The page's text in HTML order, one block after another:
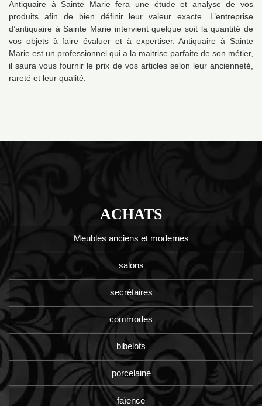
Antiquaire à Sainte Marie fera une étude et analyse de vos
produits afin de bien définir leur valeur exacte. L’entreprise
d’antiquaire à Sainte Marie intervient quelque soit la quantité de
vos objets à faire évaluer et à expertiser. Antiquaire à Sainte
Marie est un professionnel qui a la maitrise parfaite de son métier,
il saura vous fournir le prix de vos articles selon leur ancienneté,
rareté et leur qualité.
ACHATS
Meubles anciens et modernes
salons
secrétaires
commodes
bibelots
porcelaine
faïence